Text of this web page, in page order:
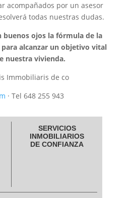
acompañados por un asesor
todas nuestras dudas.
buenos ojos la fórmula de la
alcanzar un objetivo vital
nuestra vivienda.
Immobiliaris de co
· Tel 648 255 943
SERVICIOS
INMOBILIARIOS
DE CONFIANZA